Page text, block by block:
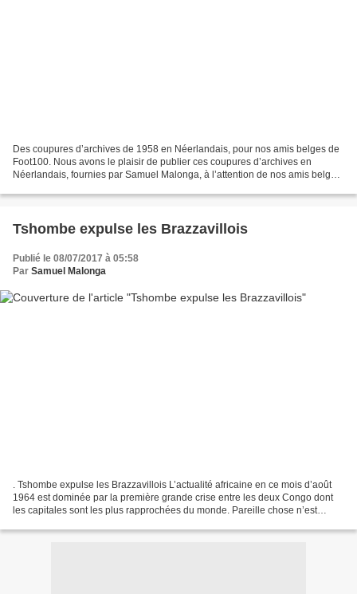
Des coupures d’archives de 1958 en Néerlandais, pour nos amis belges de
Foot100. Nous avons le plaisir de publier ces coupures d’archives en
Néerlandais, fournies par Samuel Malonga, à l’attention de nos amis belges
Tshombe expulse les Brazzavillois
Publié le 08/07/2017 à 05:58
Par Samuel Malonga
. Tshombe expulse les Brazzavillois L’actualité africaine en ce mois d’août
1964 est dominée par la première grande crise entre les deux Congo dont
les capitales sont les plus rapprochées du monde. Pareille chose n’est